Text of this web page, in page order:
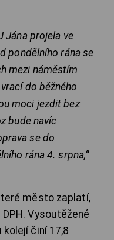
Jána projela ve
pondělního rána se
mezi náměstím
do běžného
moci jezdit bez
bude navíc
se do
rána 4. srpna,“
město zaplatí,
Vysoutěžené
činí 17,8